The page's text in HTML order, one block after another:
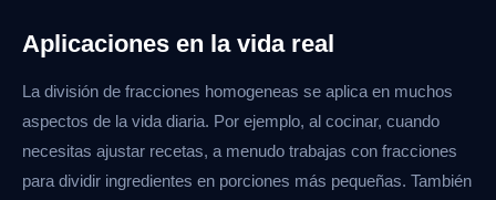
Aplicaciones en la vida real
La división de fracciones homogeneas se aplica en muchos
aspectos de la vida diaria. Por ejemplo, al cocinar, cuando
necesitas ajustar recetas, a menudo trabajas con fracciones
para dividir ingredientes en porciones más pequeñas. También